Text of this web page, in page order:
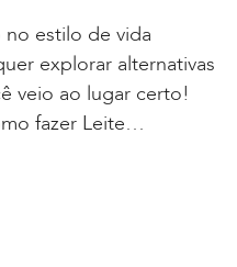
no estilo de vida
explorar alternativas
veio ao lugar certo!
fazer Leite…